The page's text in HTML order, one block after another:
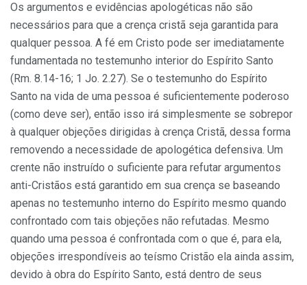
Os argumentos e evidências apologéticas não são
necessários para que a crença cristã seja garantida para
qualquer pessoa. A fé em Cristo pode ser imediatamente
fundamentada no testemunho interior do Espírito Santo
(Rm. 8.14-16; 1 Jo. 2.27). Se o testemunho do Espírito
Santo na vida de uma pessoa é suficientemente poderoso
(como deve ser), então isso irá simplesmente se sobrepor
à qualquer objeções dirigidas à crença Cristã, dessa forma
removendo a necessidade de apologética defensiva. Um
crente não instruído o suficiente para refutar argumentos
anti-Cristãos está garantido em sua crença se baseando
apenas no testemunho interno do Espírito mesmo quando
confrontado com tais objeções não refutadas. Mesmo
quando uma pessoa é confrontada com o que é, para ela,
objeções irrespondíveis ao teísmo Cristão ela ainda assim,
devido à obra do Espírito Santo, está dentro de seus